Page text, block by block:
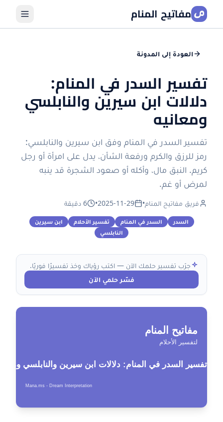
مفاتيح المنام
العودة إلى المدونة
تفسير السدر في المنام:
دلالات ابن سيرين والنابلسي
ومعانيه
تفسير السدر في المنام وفق ابن سيرين والنابلسي:
رمز للرزق والكرم ورفعة الشأن، يدل على امرأة أو رجل
كريم. النبق مال، وأكله أو صعود الشجرة قد ينبه
لمرض أو غم.
فريق مفاتيح المنام•
2025-11-29
• 6 دقيقة
السدر السدر في المنام تفسير الأحلام
ابن سيرين
النابلسي
جرّب تفسير حلمك الآن — اكتب رؤياك وخذ تفسيرًا فوريًا.
فسّر حلمي الآن